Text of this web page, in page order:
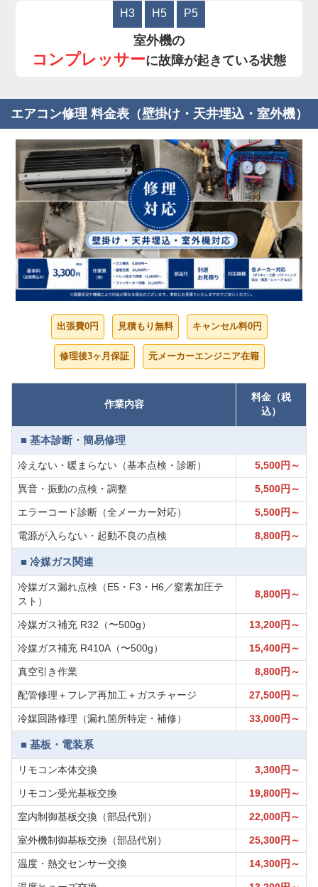
H3 H5 P5
室外機の
コンプレッサーに故障が起きている状態
エアコン修理 料金表（壁掛け・天井埋込・室外機）
出張費0円 見積もり無料 キャンセル料0円
修理後3ヶ月保証 元メーカーエンジニア在籍
作業内容
料金（税
込）
■ 基本診断・簡易修理
冷えない・暖まらない（基本点検・診断） 5,500円～
異音・振動の点検・調整 5,500円～
エラーコード診断（全メーカー対応） 5,500円～
電源が入らない・起動不良の点検 8,800円～
■ 冷媒ガス関連
冷媒ガス漏れ点検（E5・F3・H6／窒素加圧テ
スト）
8,800円～
冷媒ガス補充 R32（〜500g） 13,200円～
冷媒ガス補充 R410A（〜500g） 15,400円～
真空引き作業 8,800円～
配管修理＋フレア再加工＋ガスチャージ 27,500円～
冷媒回路修理（漏れ箇所特定・補修） 33,000円～
■ 基板・電装系
リモコン本体交換 3,300円～
リモコン受光基板交換 19,800円～
室内制御基板交換（部品代別） 22,000円～
室外機制御基板交換（部品代別） 25,300円～
温度・熱交センサー交換 14,300円～